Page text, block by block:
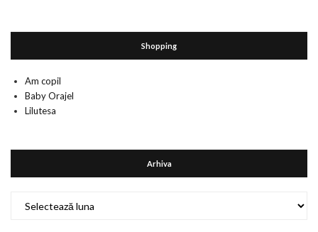
Shopping
Am copil
Baby Orajel
Lilutesa
Arhiva